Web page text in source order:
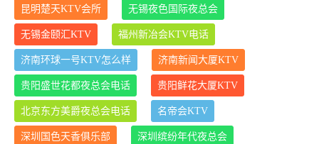
昆明楚天KTV会所 无锡夜色国际夜总会
无锡金颐汇KTV 福州新冶会KTV电话
济南环球一号KTV怎么样 济南新闻大厦KTV
贵阳盛世花都夜总会电话 贵阳鲜花大厦KTV
北京东方美爵夜总会电话 名帝会KTV
深圳国色天香俱乐部 深圳缤纷年代夜总会